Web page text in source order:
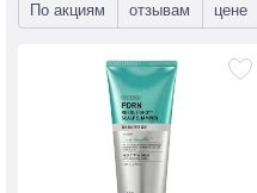
По акциям отзывам цене